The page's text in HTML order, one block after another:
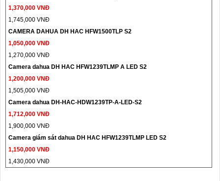
1,370,000 VNĐ
1,745,000 VNĐ
CAMERA DAHUA DH HAC HFW1500TLP S2
1,050,000 VNĐ
1,270,000 VNĐ
Camera dahua DH HAC HFW1239TLMP A LED S2
1,200,000 VNĐ
1,505,000 VNĐ
Camera dahua DH-HAC-HDW1239TP-A-LED-S2
1,712,000 VNĐ
1,900,000 VNĐ
Camera giám sát dahua DH HAC HFW1239TLMP LED S2
1,150,000 VNĐ
1,430,000 VNĐ